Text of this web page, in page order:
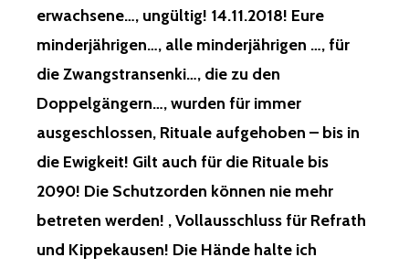
erwachsene…, ungültig! 14.11.2018! Eure
minderjährigen…, alle minderjährigen …, für
die Zwangstransenki…, die zu den
Doppelgängern…, wurden für immer
ausgeschlossen, Rituale aufgehoben – bis in
die Ewigkeit! Gilt auch für die Rituale bis
2090! Die Schutzorden können nie mehr
betreten werden! , Vollausschluss für Refrath
und Kippekausen! Die Hände halte ich